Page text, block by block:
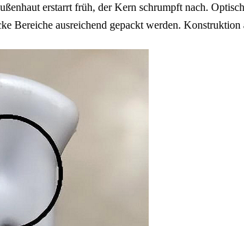
erstarrt früh, der Kern schrumpft nach.
Bereiche ausreichend gepackt werden.